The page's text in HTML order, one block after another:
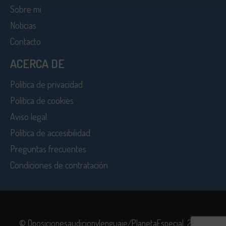
Sobre mi
Noticias
Contacto
ACERCA DE
Política de privacidad
Política de cookies
Aviso legal
Política de accesibilidad
Preguntas frecuentes
Condiciones de contratación
© Oposicionesaudicionylenguaje/PlanetaEspecial. 2026.